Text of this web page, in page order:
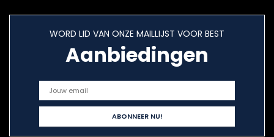
WORD LID VAN ONZE MAILLIJST VOOR BEST
Aanbiedingen